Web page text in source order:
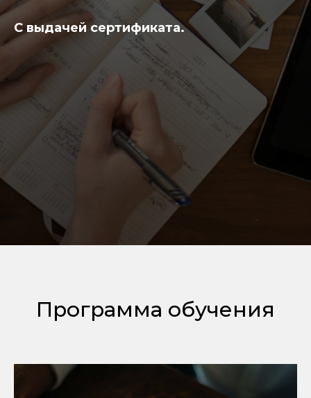
С выдачей сертификата.
Программа обучения